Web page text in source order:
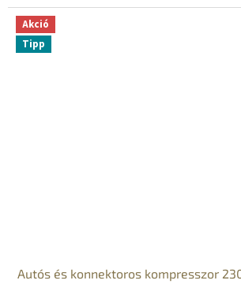
Akció
Tipp
Autós és konnektoros kompresszor 230